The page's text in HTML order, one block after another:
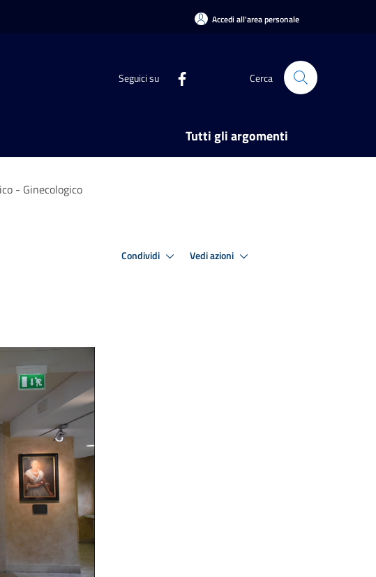
Accedi all'area personale
Seguici su Cerca
Tutti gli argomenti
- Ginecologico
Condividi Vedi azioni